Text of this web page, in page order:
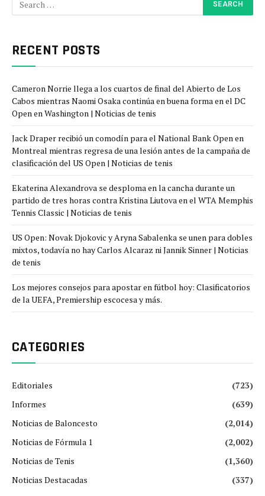
RECENT POSTS
Cameron Norrie llega a los cuartos de final del Abierto de Los
Cabos mientras Naomi Osaka continúa en buena forma en el DC
Open en Washington | Noticias de tenis
Jack Draper recibió un comodín para el National Bank Open en
Montreal mientras regresa de una lesión antes de la campaña de
clasificación del US Open | Noticias de tenis
Ekaterina Alexandrova se desploma en la cancha durante un
partido de tres horas contra Kristina Liutova en el WTA Memphis
Tennis Classic | Noticias de tenis
US Open: Novak Djokovic y Aryna Sabalenka se unen para dobles
mixtos, todavía no hay Carlos Alcaraz ni Jannik Sinner | Noticias
de tenis
Los mejores consejos para apostar en fútbol hoy: Clasificatorios
de la UEFA, Premiership escocesa y más.
CATEGORIES
Editoriales
(723)
Informes
(639)
Noticias de Baloncesto
(2,014)
Noticias de Fórmula 1
(2,002)
Noticias de Tenis
(1,360)
Noticias Destacadas
(337)